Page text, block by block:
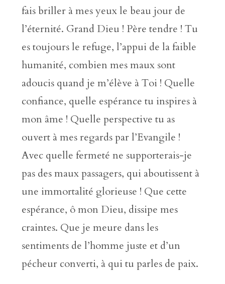
fais briller à mes yeux le beau jour de
l’éternité. Grand Dieu ! Père tendre ! Tu
es toujours le refuge, l’appui de la faible
humanité, combien mes maux sont
adoucis quand je m’élève à Toi ! Quelle
confiance, quelle espérance tu inspires à
mon âme ! Quelle perspective tu as
ouvert à mes regards par l’Evangile !
Avec quelle fermeté ne supporterais-je
pas des maux passagers, qui aboutissent à
une immortalité glorieuse ! Que cette
espérance, ô mon Dieu, dissipe mes
craintes. Que je meure dans les
sentiments de l’homme juste et d’un
pécheur converti, à qui tu parles de paix.